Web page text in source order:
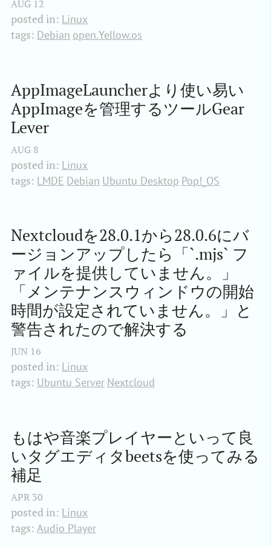
AUG 12
posted in: Linux
tags: Debian open.Yellow.os
AppImageLauncherより使い易い
AppImageを管理するツールGear
Lever
AUG 8
posted in: Linux
tags: LMDE Debian Ubuntu Desktop Pop!_OS
Nextcloudを28.0.1から28.0.6にバ
ージョンアップしたら「`.mjs` フ
ァイルを提供していません。」
「メンテナンスウィンドウの開始
時間が設定されていません。」と
警告されたので解決する
JUN 16
posted in: Linux
tags: Ubuntu Server Nextcloud
もはや音楽プレイヤーといって良
いタグエディタbeetsを使ってみる
補足
APR 30
posted in: Linux
tags: Audio Player